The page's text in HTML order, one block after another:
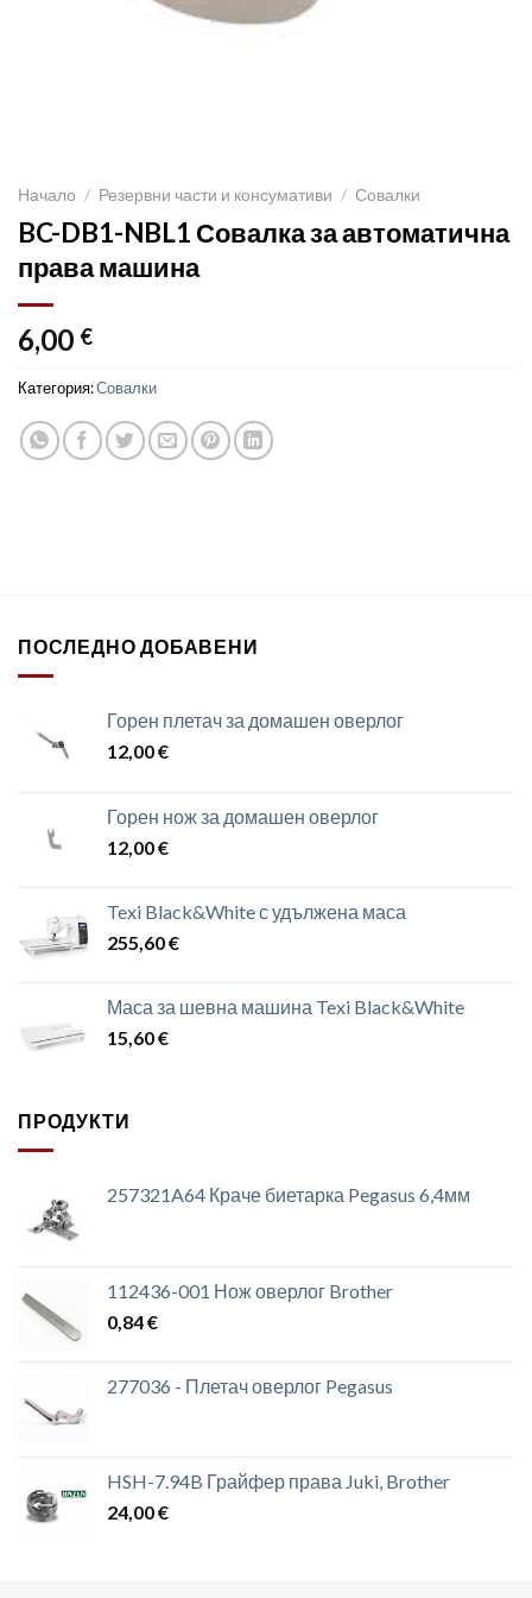
Начало / Резервни части и консумативи / Совалки
BC-DB1-NBL1 Совалка за автоматична
права машина
6,00 €
Категория:Совалки
ПОСЛЕДНО ДОБАВЕНИ
Горен плетач за домашен оверлог
12,00€
Горен нож за домашен оверлог
12,00€
Texi Black&White с удължена маса
255,60€
Маса за шевна машина Texi Black&White
15,60€
ПРОДУКТИ
257321A64 Краче биетарка Pegasus 6,4мм
112436-001 Нож оверлог Brother
0,84€
277036 - Плетач оверлог Pegasus
HSH-7.94B Грайфер права Juki, Brother
24,00€